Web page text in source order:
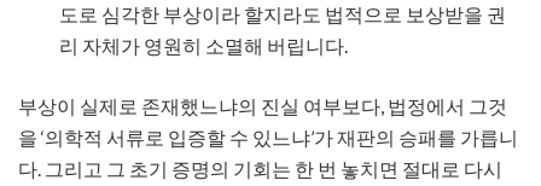
도로 심각한 부상이라 할지라도 법적으로 보상받을 권
리 자체가 영원히 소멸해 버립니다.
부상이 실제로 존재했느냐의 진실 여부보다, 법정에서 그것
을 ‘의학적 서류로 입증할 수 있느냐’가 재판의 승패를 가릅니
다. 그리고 그 초기 증명의 기회는 한 번 놓치면 절대로 다시